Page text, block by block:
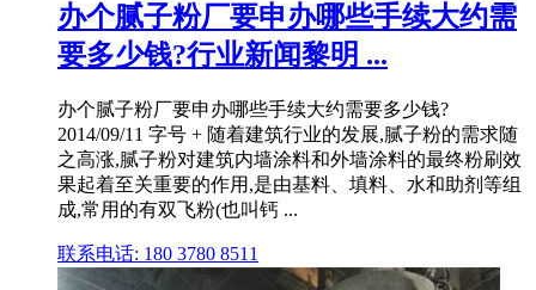
办个腻子粉厂要申办哪些手续大约需
要多少钱?行业新闻黎明 ...
办个腻子粉厂要申办哪些手续大约需要多少钱?
2014/09/11 字号 + 随着建筑行业的发展,腻子粉的需求随
之高涨,腻子粉对建筑内墙涂料和外墙涂料的最终粉刷效
果起着至关重要的作用,是由基料、填料、水和助剂等组
成,常用的有双飞粉(也叫钙 ...
联系电话: 180 3780 8511